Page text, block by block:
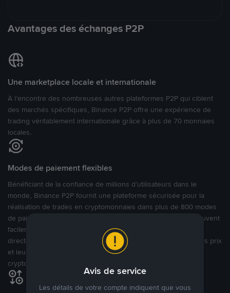
Avantages des échanges P2P
Une marketplace locale et internationale
À l’encontre des nombreuses autres plateformes P2P qui ciblent
des marchés spécifiques, Binance P2P offre une expérience de
trading véritablement internationale grâce à plus de 70 monnaies
locales.
Modes de paiement flexibles
Bénéficiant de la confiance de millions d’utilisateurs dans le
monde, Binance P2P fournit une plateforme sécurisée pour la
réalisation de trades en cryptomonnaies dans plus de 800 modes
de paiement et plus de 100 monnaies fiat. Les utilisateurs peuvent
facilement acheter, vendre et trader des cryptomonnaies
directement avec d’autres utilisateurs, tout en définissant leurs prix
et leurs modes de paiement préférés sur une Marketplace de
cryptomonnaies ouverte.
Avis de service
Les détails de votre compte indiquent que vous